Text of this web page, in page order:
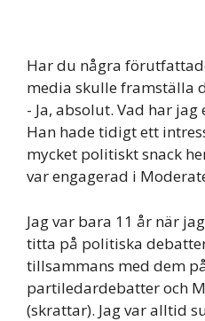
Har du några
media skulle framställa
- Ja, absolut. Vad har
Han hade tidigt ett
mycket politiskt snack
var engagerad i
Jag var bara 11 år när
titta på politiska
tillsammans med dem
partiledardebatter och
(skrattar). Jag var alltid